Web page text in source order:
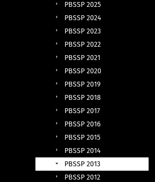
PBSSP 2025
PBSSP 2024
PBSSP 2023
PBSSP 2022
PBSSP 2021
PBSSP 2020
PBSSP 2019
PBSSP 2018
PBSSP 2017
PBSSP 2016
PBSSP 2015
PBSSP 2014
PBSSP 2013
PBSSP 2012